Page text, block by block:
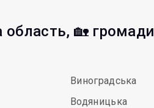
область, 🏡 громади
Виноградська
Водяницька